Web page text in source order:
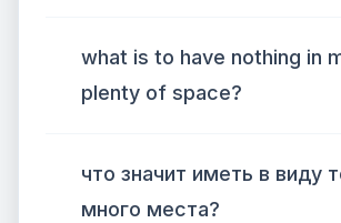
what is to have nothing in
plenty of space?
что значит иметь в виду
много места?